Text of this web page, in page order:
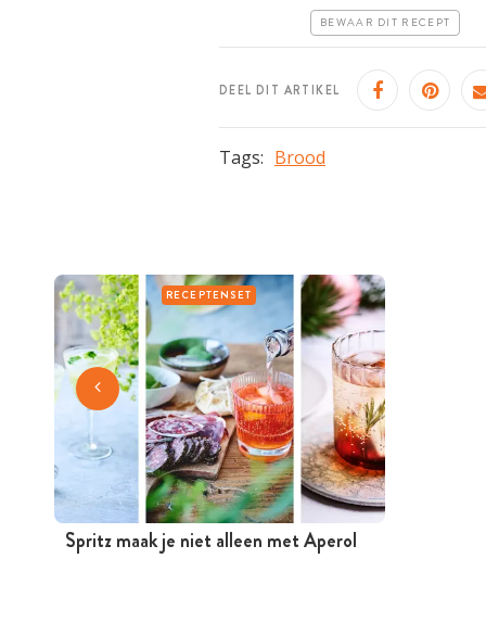
RECEPTENSET
Spritz maak je niet alleen met Aperol
BEWAAR DIT RECEPT
DEEL DIT ARTIKEL
Tags: Brood